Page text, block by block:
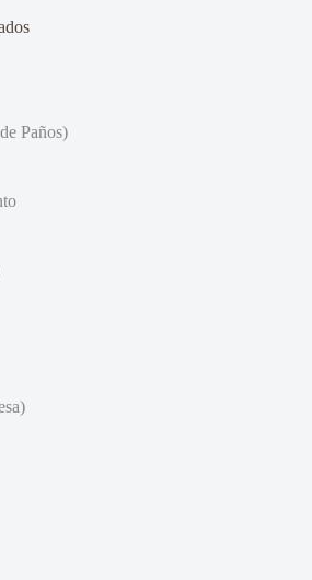
Paños)